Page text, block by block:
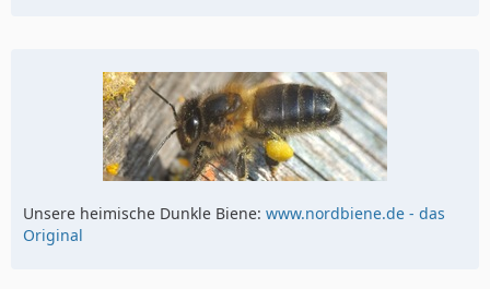
Unsere heimische Dunkle Biene: www.nordbiene.de - das
Original